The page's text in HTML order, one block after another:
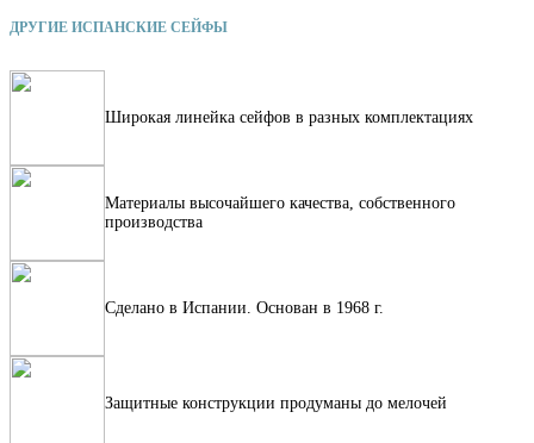
ДРУГИЕ ИСПАНСКИЕ СЕЙФЫ
Широкая линейка сейфов в разных комплектациях
Материалы высочайшего качества, собственного
производства
Сделано в Испании. Основан в 1968 г.
Защитные конструкции продуманы до мелочей